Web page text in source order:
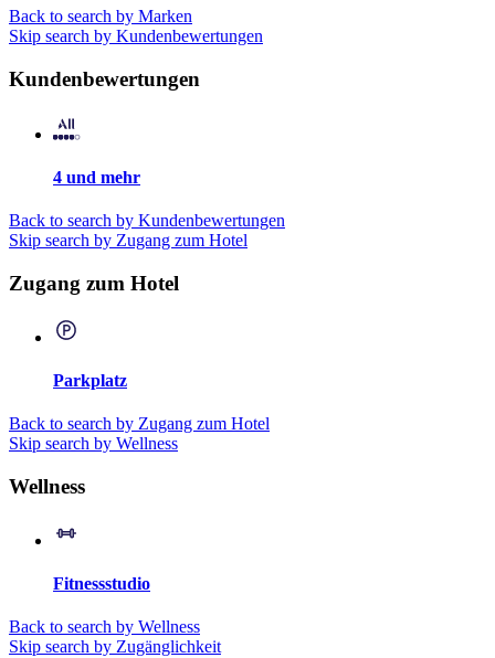
Back to search by Marken
Skip search by Kundenbewertungen
Kundenbewertungen
4 und mehr
Back to search by Kundenbewertungen
Skip search by Zugang zum Hotel
Zugang zum Hotel
Parkplatz
Back to search by Zugang zum Hotel
Skip search by Wellness
Wellness
Fitnessstudio
Back to search by Wellness
Skip search by Zugänglichkeit